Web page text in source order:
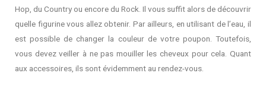
Hop, du Country ou encore du Rock. Il vous suffit alors de découvrir
quelle figurine vous allez obtenir. Par ailleurs, en utilisant de l’eau, il
est possible de changer la couleur de votre poupon. Toutefois,
vous devez veiller à ne pas mouiller les cheveux pour cela. Quant
aux accessoires, ils sont évidemment au rendez-vous.